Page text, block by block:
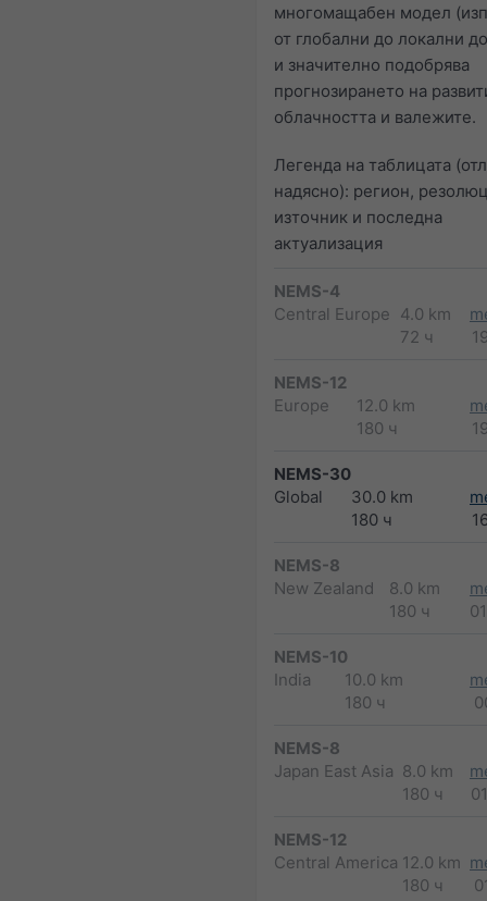
многомащабен модел
от глобални до локални
и значително подобрява
прогнозирането на
облачността и валежите.
Легенда на таблицата
надясно): регион,
източник и последна
актуализация
NEMS-4
Central Europe 4.0 km
72 ч
NEMS-12
Europe
12.0 km
180 ч
NEMS-30
Global
30.0 km
180 ч
NEMS-8
New Zealand
8.0 km
180 ч
NEMS-10
India
10.0 km
180 ч
NEMS-8
Japan East Asia 8.0 km
180 ч
NEMS-12
Central America 12.0 km
180 ч